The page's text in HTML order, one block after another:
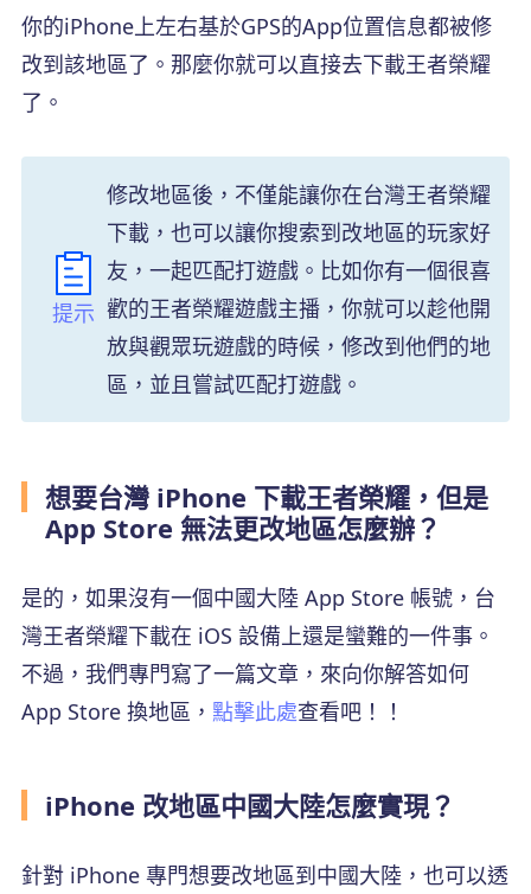
你的iPhone上左右基於GPS的App位置信息都被修
改到該地區了。那麼你就可以直接去下載王者榮耀
了。
提示
修改地區後，不僅能讓你在台灣王者榮耀
下載，也可以讓你搜索到改地區的玩家好
友，一起匹配打遊戲。比如你有一個很喜
歡的王者榮耀遊戲主播，你就可以趁他開
放與觀眾玩遊戲的時候，修改到他們的地
區，並且嘗試匹配打遊戲。
想要台灣 iPhone 下載王者榮耀，但是
App Store 無法更改地區怎麼辦？
是的，如果沒有一個中國大陸 App Store 帳號，台
灣王者榮耀下載在 iOS 設備上還是蠻難的一件事。
不過，我們專門寫了一篇文章，來向你解答如何
App Store 換地區， 點擊此處查看吧！！
iPhone 改地區中國大陸怎麼實現？
針對 iPhone 專門想要改地區到中國大陸，也可以透